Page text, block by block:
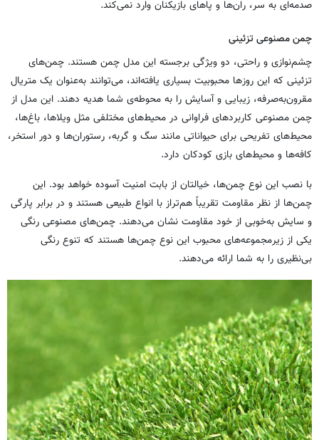
صدمه‌ای به سر، ران‌ها و پاهای بازیکنان وارد نمی‌کند.
چمن مصنوعی تزئینی
چشم‌نوازی و راحتی، دو ویژگی برجسته این مدل چمن هستند. چمن‌های
تزئینی که این روزها محبوبیت بسیاری یافته‌اند، می‌توانند به‌عنوان یک متریال
مقرون‌به‌صرفه، زیبایی و آسایش را به محوطه‌ی شما هدیه دهند. این مدل از
چمن مصنوعی کاربردهای فراوانی در محیط‌های مختلفی مثل ویلاها، باغ‌ها،
محیط‌های تفریحی برای حیواناتی مانند سگ و گربه، رستوران‌ها و دور استخر،
کافه‌ها و محیط‌های بازی کودکان دارد.
با نصب این نوع چمن‌ها، خیالتان از بابت امنیت آسوده خواهد بود. این
چمن‌ها از نظر مقاومت تقریباً هم‌تراز با انواع طبیعی هستند و در برابر پارگی
و سایش به‌خوبی از خود مقاومت نشان می‌دهند. چمن‌های مصنوعی رنگی
یکی از زیرمجموعه‌های محبوب این نوع چمن‌ها هستند که تنوع رنگی
بی‌نظیری را به شما ارائه می‌دهند.